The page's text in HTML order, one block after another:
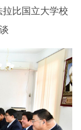
比国立大学校